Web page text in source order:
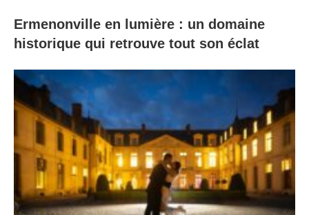
Ermenonville en lumière : un domaine
historique qui retrouve tout son éclat